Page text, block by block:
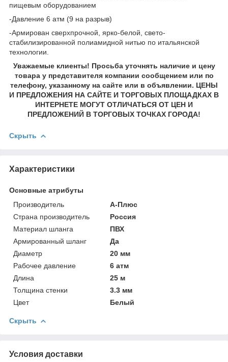
пищевым оборудованием
-Давление 6 атм (9 на разрыв)
-Армирован сверхпрочной, ярко-белой, свето-
стабилизированной полиамидной нитью по итальянской
технологии.
Уважаемые клиенты! Просьба уточнять наличие и цену
товара у представителя компании сообщением или по
телефону, указанному на сайте или в объявлении. ЦЕНЫ
И ПРЕДЛОЖЕНИЯ НА САЙТЕ И ТОРГОВЫХ ПЛОЩАДКАХ В
ИНТЕРНЕТЕ МОГУТ ОТЛИЧАТЬСЯ ОТ ЦЕН И
ПРЕДЛОЖЕНИЙ В ТОРГОВЫХ ТОЧКАХ ГОРОДА!
Скрыть
Характеристики
Основные атрибуты
Производитель
А-Плюс
Страна производитель
Россия
Материал шланга
ПВХ
Армированный шланг
Да
Диаметр
20 мм
Рабочее давление
6 атм
Длина
25 м
Толщина стенки
3.3 мм
Цвет
Белый
Скрыть
Условия доставки